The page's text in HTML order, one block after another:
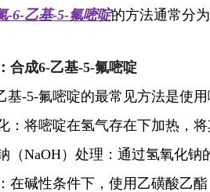
-6-乙基-5-氟嘧啶的方法通常分
合成6-乙基-5-氟嘧啶
基-5-氟嘧啶的最常见方法是使
：将嘧啶在氢气存在下加热，将
（NaOH）处理：通过氢氧化钠
在碱性条件下，使用乙磺酸乙